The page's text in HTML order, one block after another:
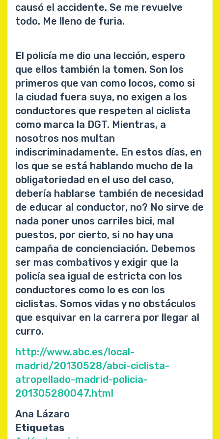
causó el accidente. Se me revuelve
todo. Me lleno de furia.
El policía me dio una lección, espero
que ellos también la tomen. Son los
primeros que van como locos, como si
la ciudad fuera suya, no exigen a los
conductores que respeten al ciclista
como marca la DGT. Mientras, a
nosotros nos multan
indiscriminadamente. En estos días, en
los que se está hablando mucho de la
obligatoriedad en el uso del caso,
debería hablarse también de necesidad
de educar al conductor, no? No sirve de
nada poner unos carriles bici, mal
puestos, por cierto, si no hay una
campaña de concienciación. Debemos
ser mas combativos y exigir que la
policía sea igual de estricta con los
conductores como lo es con los
ciclistas. Somos vidas y no obstáculos
que esquivar en la carrera por llegar al
curro.
http://www.abc.es/local-
madrid/20130528/abci-ciclista-
atropellado-madrid-policia-
201305280047.html
Ana Lázaro
Etiquetas